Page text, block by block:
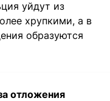
уйдут из
хрупкими, а в
образуются
отложения